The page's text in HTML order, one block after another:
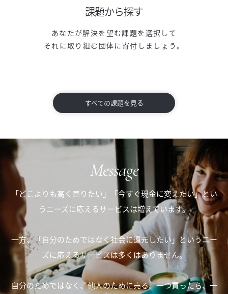
課題から探す
あなたが解決を望む課題を選択して
それに取り組む団体に寄付しましょう。
すべての課題を見る
Message
「どこよりも高く売りたい」「今すぐ現金に変えたい」とい
うニーズに応えるサービスは増えています。
一方、「自分のためではなく社会に還元したい」 というニー
ズに応えるサービスは多くはありません。
自分のためではなく、他人のために売る。一つ買ったら、一